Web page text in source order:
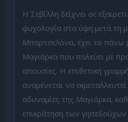
Η Σεβίλλη δείχνει σε
ψυχολογία στα ύψη μετά τη
Μπαρτσελόνα, έχει το πάνω
Μαγιόρκα που παλεύει με
απουσίες. Η επιθετική
αναμένεται να
αδυναμίες της Μαγιόρκα,
επικράτηση των